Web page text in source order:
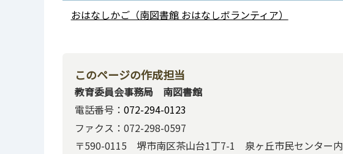
おはなしかご（南図書館 おはなしボランティア）
このページの作成担当
教育委員会事務局 南図書館
電話番号： 072-294-0123
ファクス：072-298-0597
〒590-0115 堺市南区茶山台1丁7-1 泉ヶ丘市民センター内